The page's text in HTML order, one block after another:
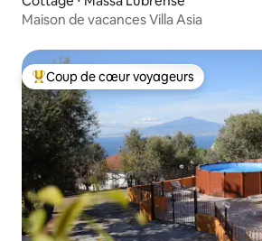
Maison de vacances Villa Asia
Coups de cœur voyageurs les plus
Coup de cœur voyageurs